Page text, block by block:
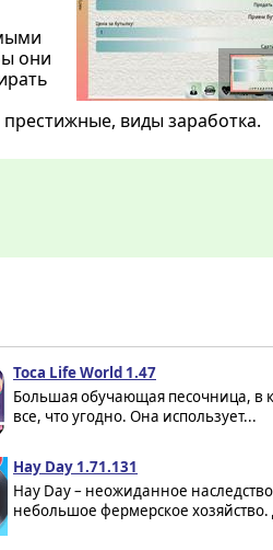
они
виды заработка.
Toca Life World 1.47
Большая обучающая песочница, в
все, что угодно. Она использует...
Hay Day 1.71.131
Hay Day – неожиданное
небольшое фермерское